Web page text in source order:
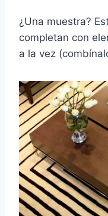
¿Una muestra?
completan con
a la vez